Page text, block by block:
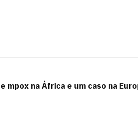
na África e um caso na